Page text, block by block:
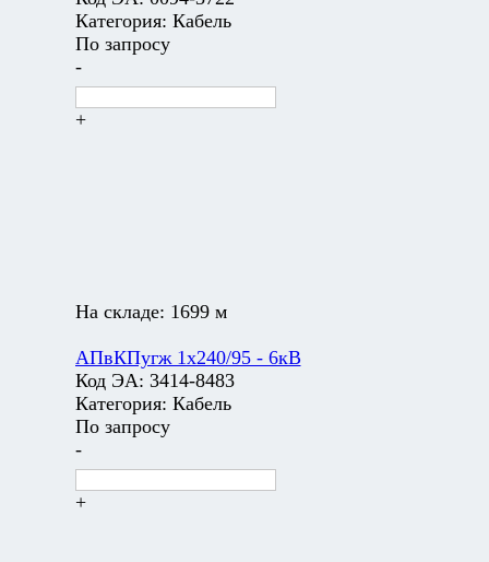
Категория: Кабель
По запросу
-
+
На складе: 1699 м
АПвКПугж 1х240/95 - 6кВ
Код ЭА: 3414-8483
Категория: Кабель
По запросу
-
+